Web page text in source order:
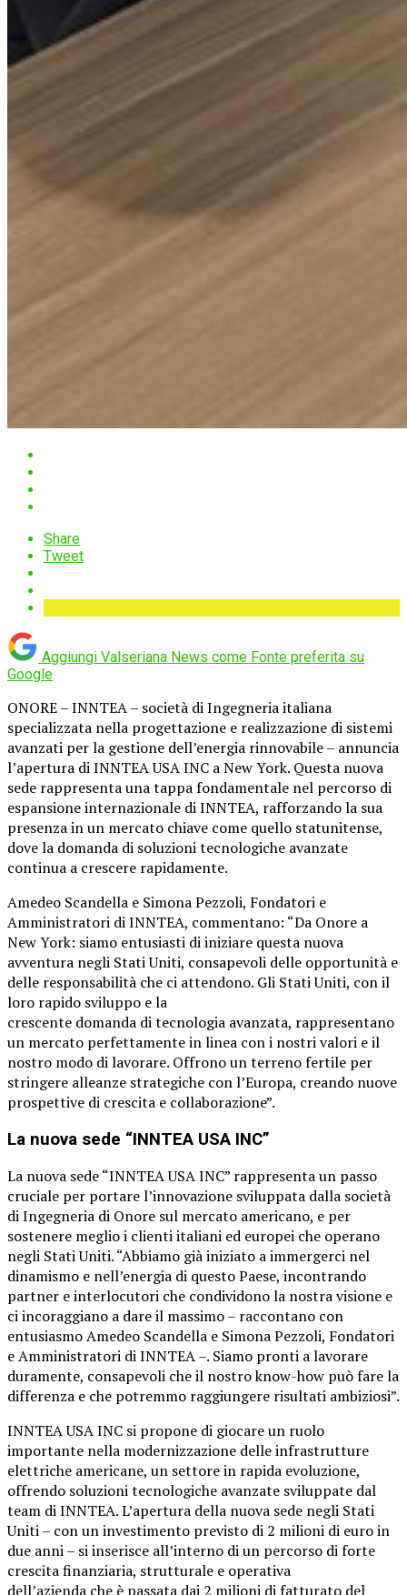
Share
Tweet
Aggiungi Valseriana News come Fonte preferita su
Google
ONORE – INNTEA – società di Ingegneria italiana
specializzata nella progettazione e realizzazione di sistemi
avanzati per la gestione dell’energia rinnovabile – annuncia
l’apertura di INNTEA USA INC a New York. Questa nuova
sede rappresenta una tappa fondamentale nel percorso di
espansione internazionale di INNTEA, rafforzando la sua
presenza in un mercato chiave come quello statunitense,
dove la domanda di soluzioni tecnologiche avanzate
continua a crescere rapidamente.
Amedeo Scandella e Simona Pezzoli, Fondatori e
Amministratori di INNTEA, commentano: “Da Onore a
New York: siamo entusiasti di iniziare questa nuova
avventura negli Stati Uniti, consapevoli delle opportunità e
delle responsabilità che ci attendono. Gli Stati Uniti, con il
loro rapido sviluppo e la
crescente domanda di tecnologia avanzata, rappresentano
un mercato perfettamente in linea con i nostri valori e il
nostro modo di lavorare. Offrono un terreno fertile per
stringere alleanze strategiche con l’Europa, creando nuove
prospettive di crescita e collaborazione”.
La nuova sede “INNTEA USA INC”
La nuova sede “INNTEA USA INC” rappresenta un passo
cruciale per portare l’innovazione sviluppata dalla società
di Ingegneria di Onore sul mercato americano, e per
sostenere meglio i clienti italiani ed europei che operano
negli Stati Uniti. “Abbiamo già iniziato a immergerci nel
dinamismo e nell’energia di questo Paese, incontrando
partner e interlocutori che condividono la nostra visione e
ci incoraggiano a dare il massimo – raccontano con
entusiasmo Amedeo Scandella e Simona Pezzoli, Fondatori
e Amministratori di INNTEA –. Siamo pronti a lavorare
duramente, consapevoli che il nostro know-how può fare la
differenza e che potremmo raggiungere risultati ambiziosi”.
INNTEA USA INC si propone di giocare un ruolo
importante nella modernizzazione delle infrastrutture
elettriche americane, un settore in rapida evoluzione,
offrendo soluzioni tecnologiche avanzate sviluppate dal
team di INNTEA. L’apertura della nuova sede negli Stati
Uniti – con un investimento previsto di 2 milioni di euro in
due anni – si inserisce all’interno di un percorso di forte
crescita finanziaria, strutturale e operativa
dell’azienda che è passata dai 2 milioni di fatturato del